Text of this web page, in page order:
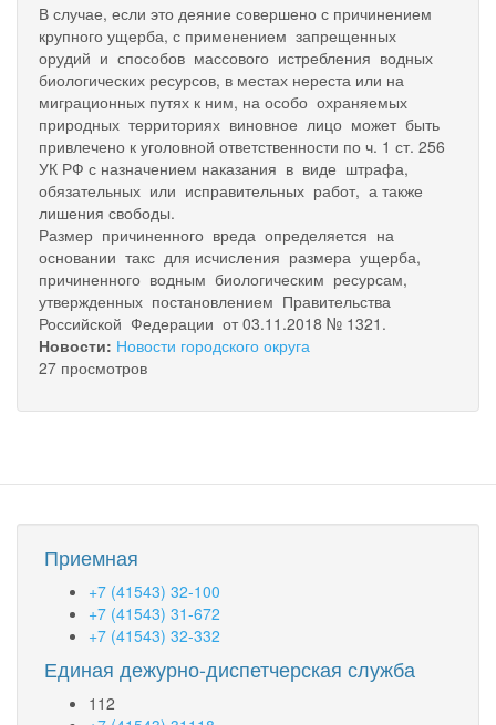
В случае, если это деяние совершено с причинением
крупного ущерба, с применением запрещенных
орудий и способов массового истребления водных
биологических ресурсов, в местах нереста или на
миграционных путях к ним, на особо охраняемых
природных территориях виновное лицо может быть
привлечено к уголовной ответственности по ч. 1 ст. 256
УК РФ с назначением наказания в виде штрафа,
обязательных или исправительных работ, а также
лишения свободы.
Размер причиненного вреда определяется на
основании такс для исчисления размера ущерба,
причиненного водным биологическим ресурсам,
утвержденных постановлением Правительства
Российской Федерации от 03.11.2018 № 1321.
Новости: Новости городского округа
27 просмотров
Приемная
+7 (41543) 32-100
+7 (41543) 31-672
+7 (41543) 32-332
Единая дежурно-диспетчерская служба
112